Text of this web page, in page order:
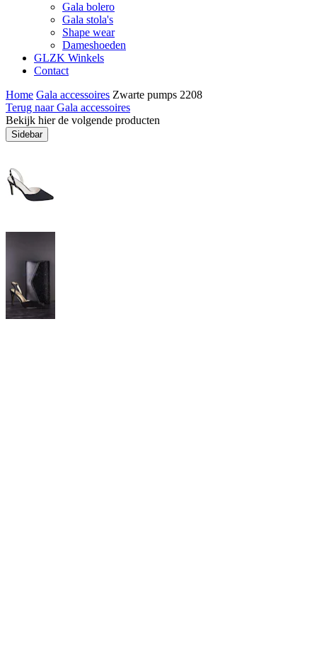
Gala bolero
Gala stola's
Shape wear
Dameshoeden
GLZK Winkels
Contact
Home Gala accessoires Zwarte pumps 2208
Terug naar Gala accessoires
Bekijk hier de volgende producten
Sidebar